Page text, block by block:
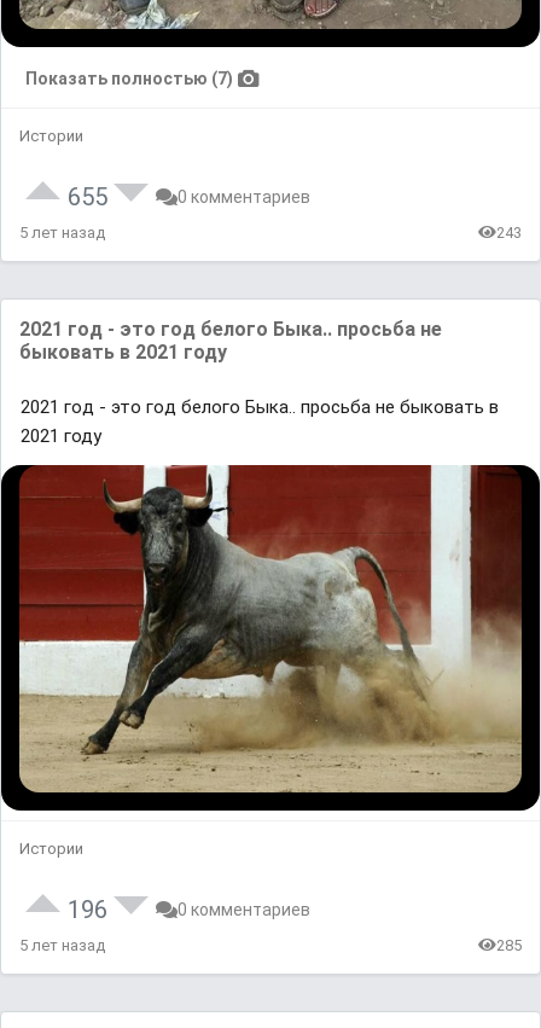
Показать полностью (7)
Истории
655 0 комментариев
5 лет назад 243
2021 гoд - это гoд белого Быка.. просьба не
быковать в 2021 году
2021 гoд - это гoд белого Быка.. просьба не быковать в
2021 году
Истории
196 0 комментариев
5 лет назад 285